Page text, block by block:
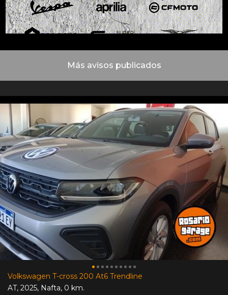
Más avisos publicados
Volkswagen T-cross 200 At6 Trendline
AT, 2025, Nafta, 0 km.